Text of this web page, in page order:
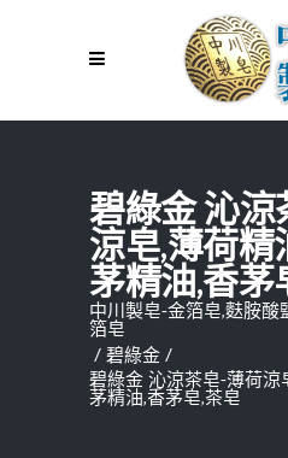
碧綠金 沁
涼皂,薄荷精
茅精油,香茅
中川製皂-金箔皂,麩胺
箔皂
/碧綠金/
碧綠金 沁涼茶皂-薄荷涼
茅精油,香茅皂,茶皂